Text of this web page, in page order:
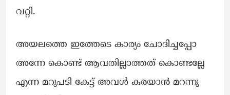
വറ്റി.
അയലത്തെ ഇത്തേടെ കാര്യം ചോദിച്ചപ്പോ
അന്നേ കൊണ്ട് ആവതില്ലാത്തത് കൊണ്ടല്ലേ
എന്ന മറുപടി കേട്ട് അവൾ കരയാൻ മറന്നു